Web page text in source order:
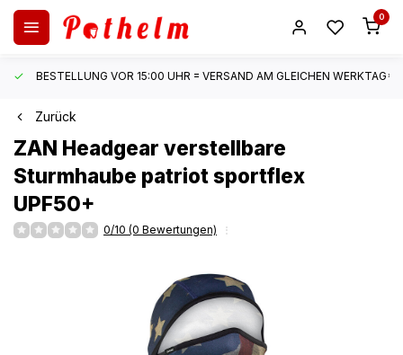
0
BESTELLUNG VOR 15:00 UHR = VERSAND AM GLEICHEN WERKTAG*
Zurück
ZAN Headgear verstellbare
Sturmhaube patriot sportflex
UPF50+
0/10 (0 Bewertungen)